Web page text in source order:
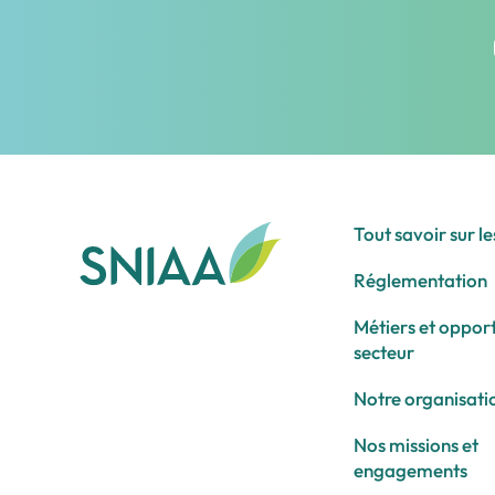
Tout savoir sur
Réglementation
Métiers et
secteur
Notre
Nos missions et
engagements